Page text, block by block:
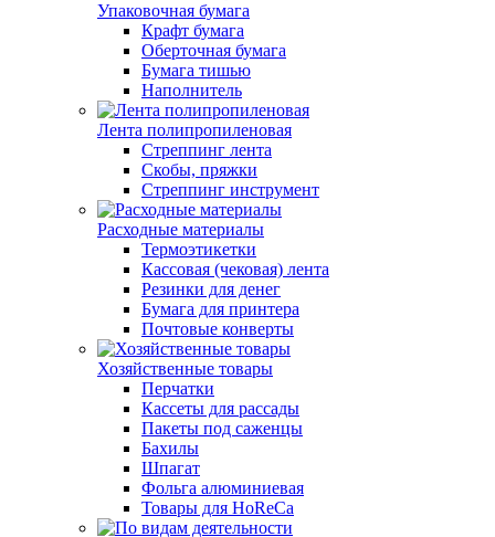
Упаковочная бумага
Крафт бумага
Оберточная бумага
Бумага тишью
Наполнитель
Лента полипропиленовая
Стреппинг лента
Скобы, пряжки
Стреппинг инструмент
Расходные материалы
Термоэтикетки
Кассовая (чековая) лента
Резинки для денег
Бумага для принтера
Почтовые конверты
Хозяйственные товары
Перчатки
Кассеты для рассады
Пакеты под саженцы
Бахилы
Шпагат
Фольга алюминиевая
Товары для HoReCa